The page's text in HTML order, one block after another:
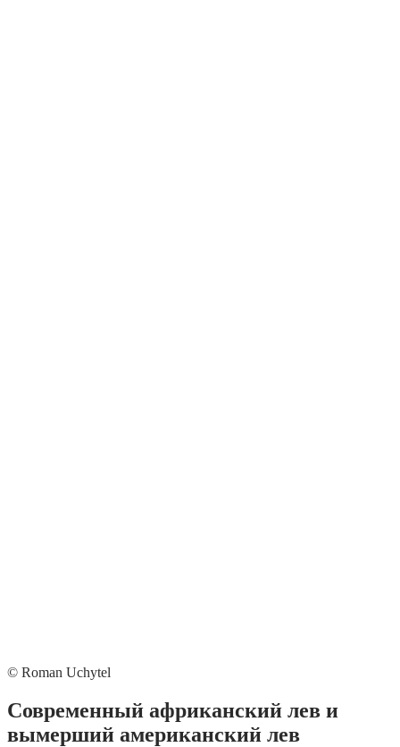
© Roman Uchytel
Современный африканский лев и
вымерший американский лев